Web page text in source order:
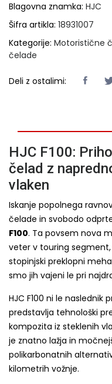
Blagovna znamka: HJC
Šifra artikla: 18931007
Kategorije: Motoristične
čelade
Deli z ostalimi:
HJC F100:
čelad z
vlaken
Iskanje popolnega
čelade in svobodo
F100. Ta povsem nova
veter v touring segment,
stopinjski preklopni
smo jih vajeni le pri
HJC F100 ni le
predstavlja tehnološki
kompozita iz steklenih
je znatno lažja in
polikarbonatnih
kilometrih vožnje.